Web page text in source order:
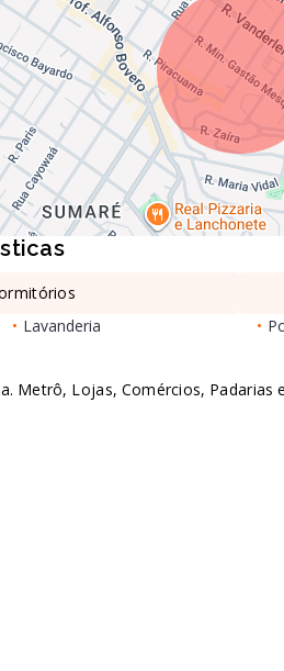
• Lavanderia •
Metrô, Lojas, Comércios, Padarias